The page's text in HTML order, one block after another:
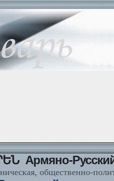
Армяно-
общественно-